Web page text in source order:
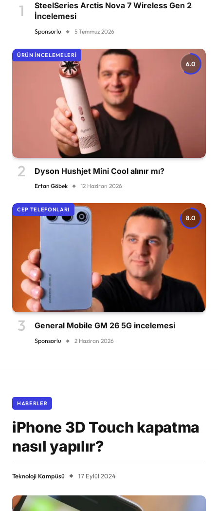
SteelSeries Arctis Nova 7 Wireless Gen 2
İncelemesi
Sponsorlu 5 Temmuz 2026
6.0
ÜRÜN İNCELEMELERI
Dyson Hushjet Mini Cool alınır mı?
Ertan Göbek 12 Haziran 2026
8.0
CEP TELEFONLARI
General Mobile GM 26 5G incelemesi
Sponsorlu 2 Haziran 2026
HABERLER
iPhone 3D Touch kapatma
nasıl yapılır?
Teknoloji Kampüsü 17 Eylül 2024